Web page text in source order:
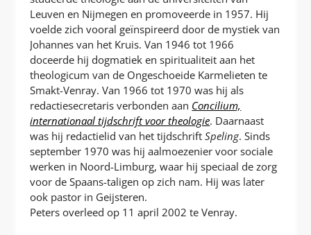
Leuven en Nijmegen en promoveerde in 1957. Hij
voelde zich vooral geïnspireerd door de mystiek van
Johannes van het Kruis. Van 1946 tot 1966
doceerde hij dogmatiek en spiritualiteit aan het
theologicum van de Ongeschoeide Karmelieten te
Smakt-Venray. Van 1966 tot 1970 was hij als
redactiesecretaris verbonden aan Concilium,
internationaal tijdschrift voor theologie. Daarnaast
was hij redactielid van het tijdschriftSpeling. Sinds
september 1970 was hij aalmoezenier voor sociale
werken in Noord-Limburg, waar hij speciaal de zorg
voor de Spaans-taligen op zich nam. Hij was later
ook pastor in Geijsteren.
Peters overleed op 11 april 2002 te Venray.